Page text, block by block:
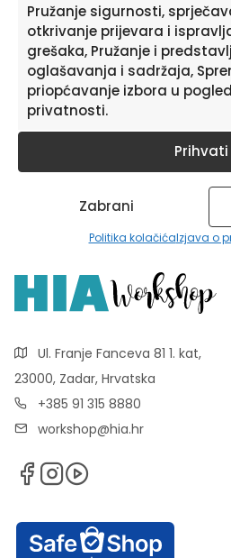
Pružanje sigurnosti,
otkrivanje prijevara i
grešaka, Pružanje i
oglašavanja i sadržaja,
priopćavanje izbora u
privatnosti.
Prihvati
Zabrani
Politika kolačićaIzjava o
Pretplatite se na naš
Želite primati savjete i
informacije o novim
Ul. Franje Fanceva 81 1. kat,
23000, Zadar, Hrvatska
+385 91 315 8880
workshop@hia.hr